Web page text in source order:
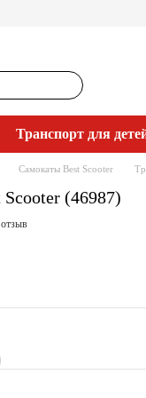
Транспорт для
Самокаты Best Scooter
Scooter (46987)